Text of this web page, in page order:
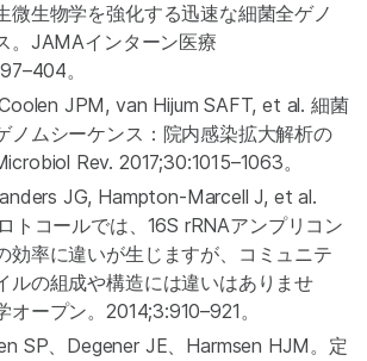
微生物学を強化する迅速な細菌全ゲノ
。JAMAインターン医療
。
JPM, van Hijum SAFT, et al. 細菌
ノムシーケンス：院内感染拡大解析の
Rev. 2017;30:1015–1063。
JG, Hampton-Marcell J, et al.
トコールでは、16S rRNAアンプリコン
効率に違いが生じますが、コミュニテ
ルの組成や構造には違いはありませ
オープン。2014;3:910–921。
SP、Degener JE、Harmsen HJM。定